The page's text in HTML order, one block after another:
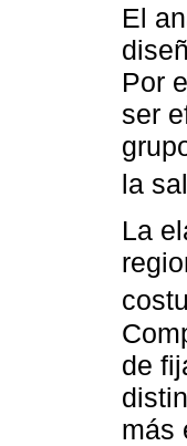
El
Por
ser
la
La
de
más